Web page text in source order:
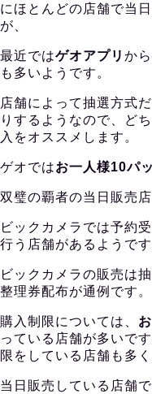
にほとんどの店舗で当
が、
最近ではゲオアプリ か
も多いようです。
店舗によって抽選方式
りするようなので、ど
入をオススメします。
ゲオではお一人様10パ
双璧の覇者の当日販売
ビックカメラでは予約
行う店舗があるようです
ビックカメラの販売は
整理券配布が通例です。
購入制限については、
っている店舗が多いで
限をしている店舗も多く
当日販売している店舗